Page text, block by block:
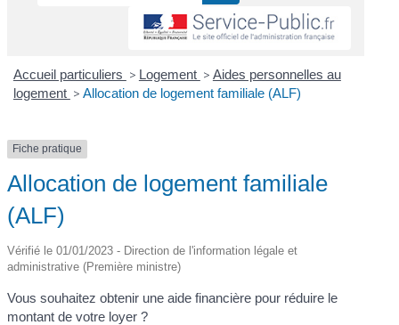
Accueil particuliers > Logement > Aides personnelles au
logement > Allocation de logement familiale (ALF)
Fiche pratique
Allocation de logement familiale
(ALF)
Vérifié le 01/01/2023 - Direction de l'information légale et
administrative (Première ministre)
Vous souhaitez obtenir une aide financière pour réduire le
montant de votre loyer ?